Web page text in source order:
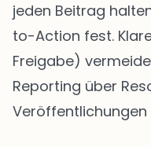
jeden Beitrag
to-Action fest.
Freigabe)
Reporting über
Veröffentlichungen